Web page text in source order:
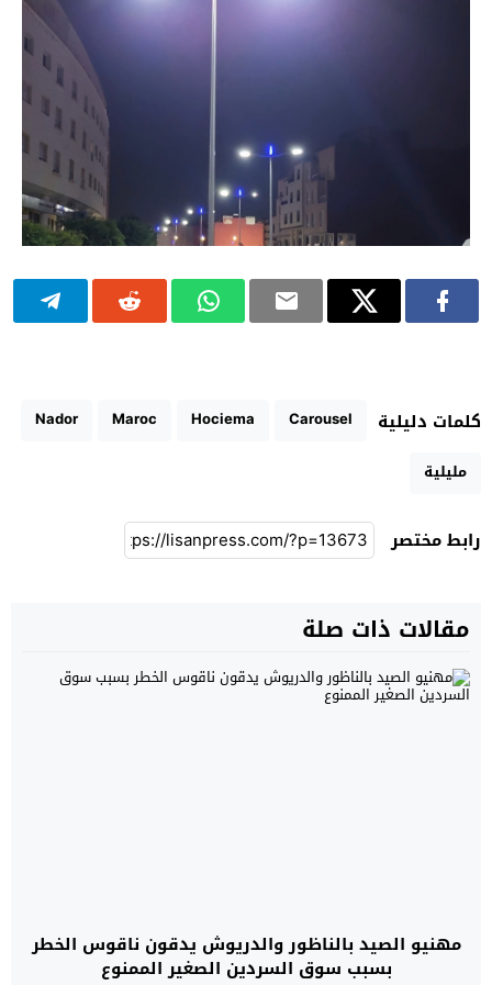
كلمات دليلية Carousel
Hociema
Maroc
Nador
مليلية
رابط مختصر
مقالات ذات صلة
مهنيو الصيد بالناظور والدريوش يدقون ناقوس الخطر
بسبب سوق السردين الصغير الممنوع